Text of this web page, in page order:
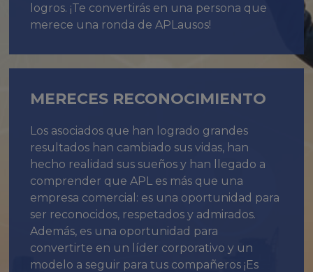
logros. ¡Te convertirás en una persona que
merece una ronda de APLausos!
MERECES RECONOCIMIENTO
Los asociados que han logrado grandes
resultados han cambiado sus vidas, han
hecho realidad sus sueños y han llegado a
comprender que APL es más que una
empresa comercial: es una oportunidad para
ser reconocidos, respetados y admirados.
Además, es una oportunidad para
convertirte en un líder corporativo y un
modelo a seguir para tus compañeros ¡Es